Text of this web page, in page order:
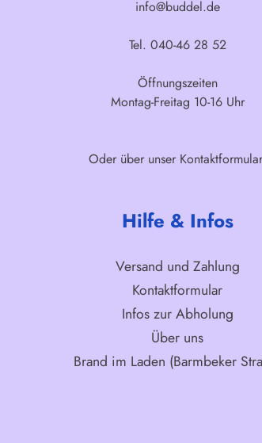
info@buddel.de
Tel. 040-46 28 52
Öffnungszeiten
Montag-Freitag 10-16 Uhr
Oder über unser Kontaktformular
Hilfe & Infos
Versand und Zahlung
Kontaktformular
Infos zur Abholung
Über uns
Brand im Laden (Barmbeker